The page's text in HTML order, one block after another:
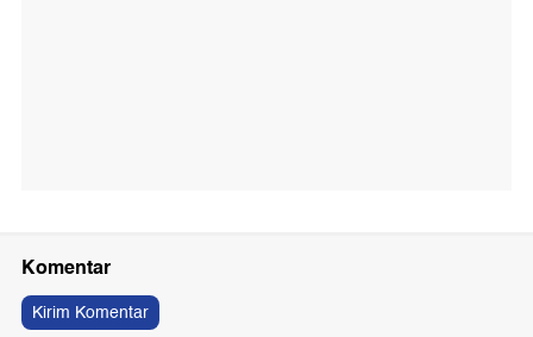
Komentar
Kirim Komentar